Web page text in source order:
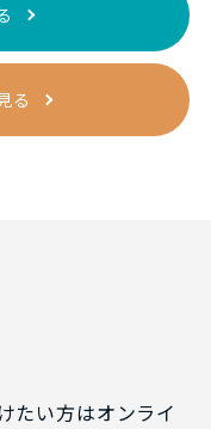
る
たい方はオンライ